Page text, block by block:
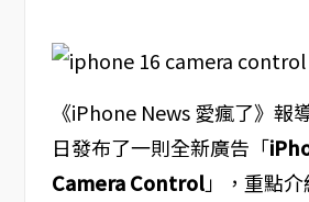
《iPhone News 愛瘋了》報
日發布了一則全新廣告「
Camera Control」，重點